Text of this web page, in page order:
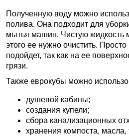
Полученную воду можно
полива. Она подходит для
мытья машин. Чистую жидкость
этого ее нужно очистить.
подойдет, так как на ее
грязи.
Также еврокубы можно
душевой кабины;
создания купели;
сбора канализационных
хранения компоста, масла,